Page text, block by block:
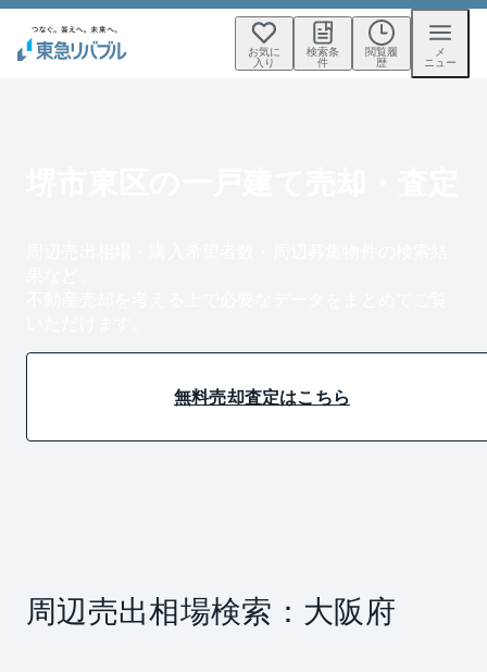
お気に
入り
検索条
件
閲覧履
歴
メ
ニュー
無料売却査定はこちら
周辺売出相場検索： 大阪府